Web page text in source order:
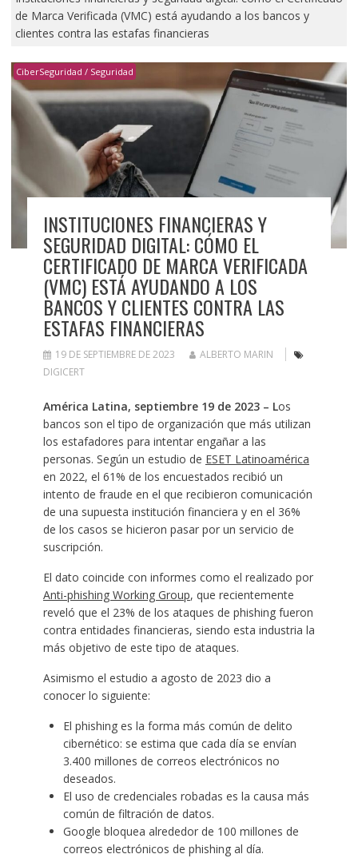
de Marca Verificada (VMC) está ayudando a los bancos y
clientes contra las estafas financieras
CiberSeguridad / Seguridad
INSTITUCIONES FINANCIERAS Y
SEGURIDAD DIGITAL: CÓMO EL
CERTIFICADO DE MARCA VERIFICADA
(VMC) ESTÁ AYUDANDO A LOS
BANCOS Y CLIENTES CONTRA LAS
ESTAFAS FINANCIERAS
19 DE SEPTIEMBRE DE 2023
ALBERTO MARIN
DIGICERT
América Latina, septiembre 19 de 2023 – Los
bancos son el tipo de organización que más utilizan
los estafadores para intentar engañar a las
personas. Según un estudio de ESET Latinoamérica
en 2022, el 61% de los encuestados recibió un
intento de fraude en el que recibieron comunicación
de una supuesta institución financiera y en el 36%
de los casos se hicieron pasar por un servicio de
suscripción.
El dato coincide con informes como el realizado por
Anti-phishing Working Group, que recientemente
reveló que el 23% de los ataques de phishing fueron
contra entidades financieras, siendo esta industria la
más objetivo de este tipo de ataques.
Asimismo el estudio a agosto de 2023 dio a
conocer lo siguiente:
El phishing es la forma más común de delito
cibernético: se estima que cada día se envían
3.400 millones de correos electrónicos no
deseados.
El uso de credenciales robadas es la causa más
común de filtración de datos.
Google bloquea alrededor de 100 millones de
correos electrónicos de phishing al día.